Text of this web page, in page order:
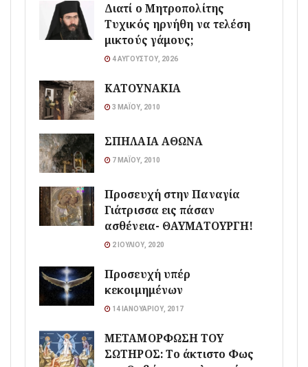
Διατί ο Μητροπολίτης
Τυχικός ηρνήθη να τελέση
μικτούς γάμους;
4 ΑΥΓΟΎΣΤΟΥ, 2026
ΚΑΤΟΥΝΑΚΙΑ
3 ΜΑΪ́ΟΥ, 2010
ΣΠΗΛΑΙΑ ΑΘΩΝΑ
7 ΜΑΪ́ΟΥ, 2010
Προσευχή στην Παναγία
Γιάτρισσα εις πάσαν
ασθένεια- ΘΑΥΜΑΤΟΥΡΓΗ!
2 ΙΟΥΛΊΟΥ, 2020
Προσευχή υπέρ
κεκοιμημένων
14 ΙΑΝΟΥΑΡΊΟΥ, 2017
ΜΕΤΑΜΟΡΦΩΣΗ ΤΟΥ
ΣΩΤΗΡΟΣ: Το άκτιστο Φως